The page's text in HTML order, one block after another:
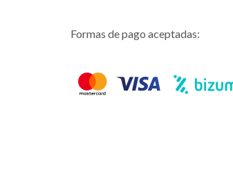
Formas de pago aceptadas: